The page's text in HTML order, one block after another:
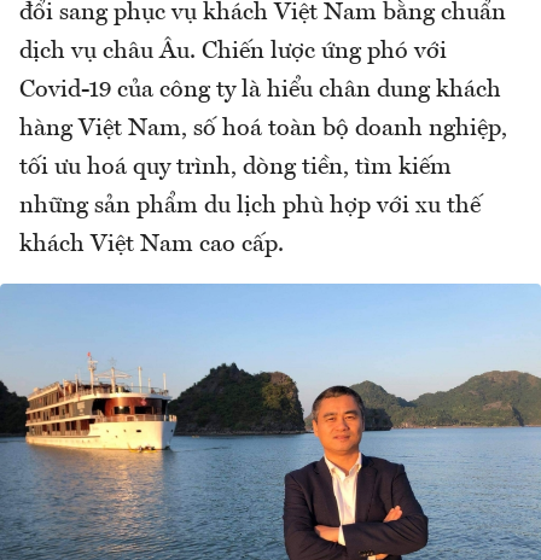
đổi sang phục vụ khách Việt Nam bằng chuẩn
dịch vụ châu Âu. Chiến lược ứng phó với
Covid-19 của công ty là hiểu chân dung khách
hàng Việt Nam, số hoá toàn bộ doanh nghiệp,
tối ưu hoá quy trình, dòng tiền, tìm kiếm
những sản phẩm du lịch phù hợp với xu thế
khách Việt Nam cao cấp.